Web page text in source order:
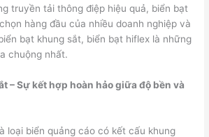
truyền tải thông điệp hiệu quả, biển bạt
hàng đầu của nhiều doanh nghiệp và
bạt khung sắt, biển bạt hiflex là những
chuộng nhất.
– Sự kết hợp hoàn hảo giữa độ bền và
loại biển quảng cáo có kết cấu khung